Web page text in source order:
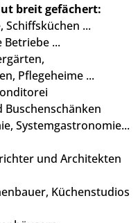
breit gefächert:
Schiffsküchen ...
Betriebe ...
Pflegeheime ...
Buschenschänken
Systemgastronomie...
und Architekten
Küchenstudios